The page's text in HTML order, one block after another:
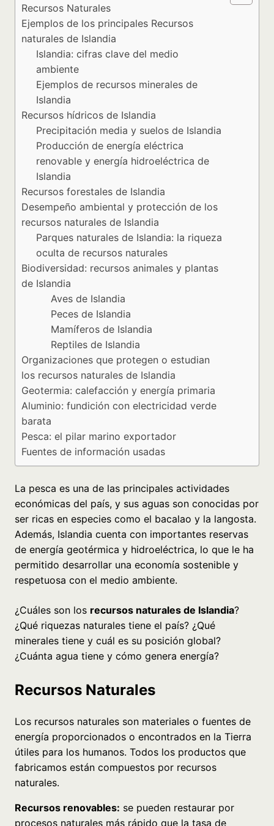
Recursos Naturales
Ejemplos de los principales Recursos
naturales de Islandia
Islandia: cifras clave del medio
ambiente
Ejemplos de recursos minerales de
Islandia
Recursos hídricos de Islandia
Precipitación media y suelos de Islandia
Producción de energía eléctrica
renovable y energía hidroeléctrica de
Islandia
Recursos forestales de Islandia
Desempeño ambiental y protección de los
recursos naturales de Islandia
Parques naturales de Islandia: la riqueza
oculta de recursos naturales
Biodiversidad: recursos animales y plantas
de Islandia
Aves de Islandia
Peces de Islandia
Mamíferos de Islandia
Reptiles de Islandia
Organizaciones que protegen o estudian
los recursos naturales de Islandia
Geotermia: calefacción y energía primaria
Aluminio: fundición con electricidad verde
barata
Pesca: el pilar marino exportador
Fuentes de información usadas
La pesca es una de las principales actividades
económicas del país, y sus aguas son conocidas por
ser ricas en especies como el bacalao y la langosta.
Además, Islandia cuenta con importantes reservas
de energía geotérmica y hidroeléctrica, lo que le ha
permitido desarrollar una economía sostenible y
respetuosa con el medio ambiente.
¿Cuáles son los recursos naturales de Islandia?
¿Qué riquezas naturales tiene el país? ¿Qué
minerales tiene y cuál es su posición global?
¿Cuánta agua tiene y cómo genera energía?
Recursos Naturales
Los recursos naturales son materiales o fuentes de
energía proporcionados o encontrados en la Tierra
útiles para los humanos. Todos los productos que
fabricamos están compuestos por recursos
naturales.
Recursos renovables: se pueden restaurar por
procesos naturales más rápido que la tasa de